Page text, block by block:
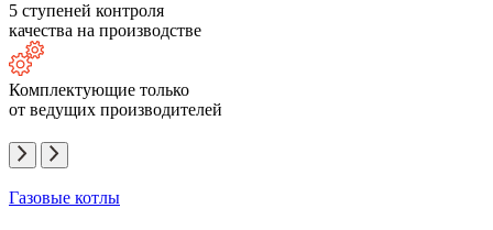
5 ступеней контроля
качества на производстве
Комплектующие только
от ведущих производителей
Газовые котлы